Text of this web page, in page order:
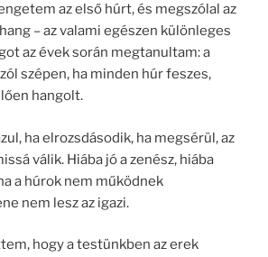
az első húrt, és megszólal az
– az valami egészen különleges
az évek során megtanultam: a
szépen, ha minden húr feszes,
hangolt.
ha elrozsdásodik, ha megsérül, az
válik. Hiába jó a zenész, hiába
a húrok nem működnek
nem lesz az igazi.
hogy a testünkben az erek